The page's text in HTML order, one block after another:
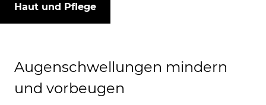
Haut und Pflege
Augenschwellungen mindern
und vorbeugen